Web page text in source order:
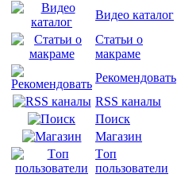
Видео каталог
Статьи о
макраме
Рекомендовать
RSS каналы
Поиск
Магазин
Tоп
пользователи